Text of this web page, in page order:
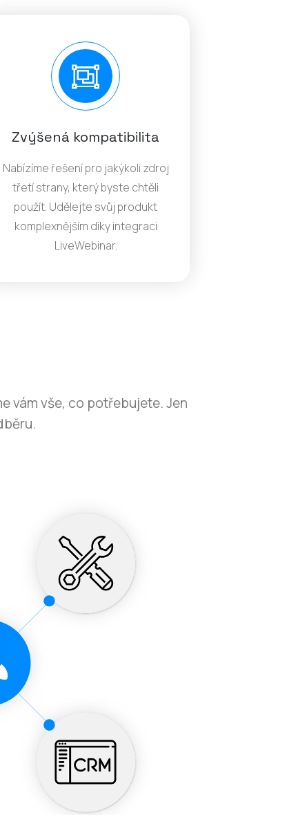
Zvýšená kompatibilita
Nabízíme řešení pro jakýkoli zdroj
třetí strany, který byste chtěli
použít. Udělejte svůj produkt
komplexnějším díky integraci
LiveWebinar.
vám vše, co potřebujete. Jen